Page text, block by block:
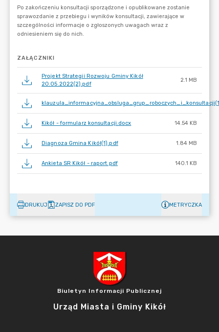
ZAŁĄCZNIKI
Projekt Strategii Rozwoju Gminy Kikół
20.05.2022(2).pdf
2.1 MB
Kikół - formularz konsultacji.docx 14.54 KB
Diagnoza Gmina Kikół(1).pdf 1.84 MB
Ankieta SR Kikół - raport.pdf 140.1 KB
DRUKUJ ZAPISZ DO PDF METRYCZKA
Biuletyn Informacji Publicznej
Urząd Miasta i Gminy Kikół